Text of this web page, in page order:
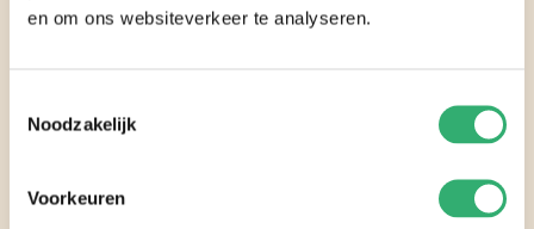
en om ons websiteverkeer te analyseren.
Noodzakelijk
Voorkeuren
deur, zonder dat u hier verder iets voor hoeft te
aanbevolen 2 porties fruit van het